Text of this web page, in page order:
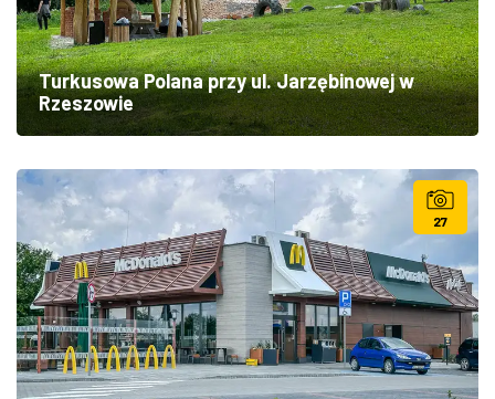
Turkusowa Polana przy ul. Jarzębinowej w
Rzeszowie
27